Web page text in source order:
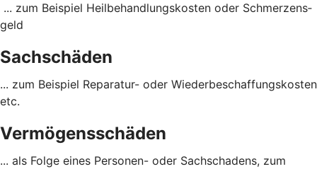
... zum Beispiel Heil­behandlungs­kosten oder Schmerzens­
geld
Sachschäden
... zum Beispiel Reparatur- oder Wieder­beschaffungs­kosten
etc.
Vermögensschäden
... als Folge eines Personen- oder Sach­schadens, zum